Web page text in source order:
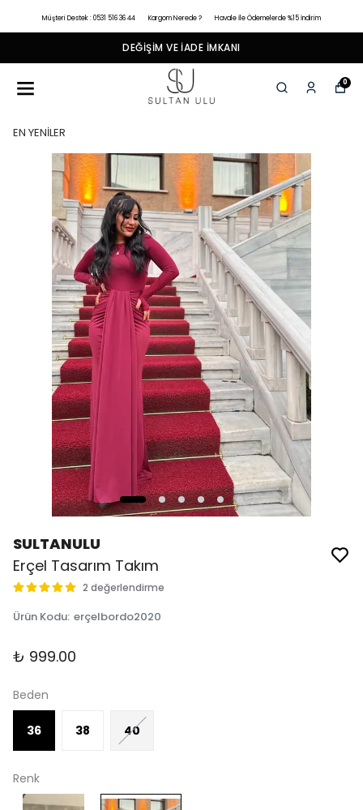
Müşteri Destek : 0531 516 36 44 Kargom Nerede ? Havale İle Ödemelerde %15 İndirim
DEĞIŞIM VE İADE İMKANI
0
EN YENİLER
SULTANULU
Erçel Tasarım Takım
2 değerlendirme
Ürün Kodu: erçelbordo2020
₺ 999.00
Beden
36 38 40
Renk